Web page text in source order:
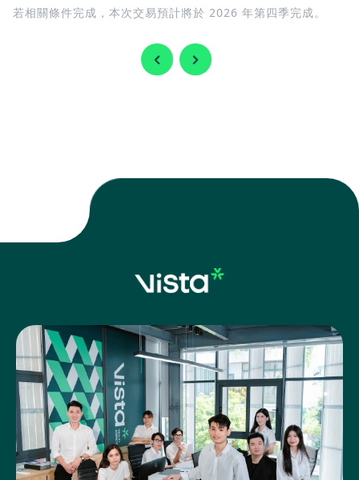
若相關條件完成，本次交易預計將於 2026 年第四季完成。